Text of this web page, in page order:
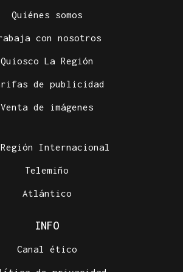
Quiénes somos
con nosotros
Quiosco La Región
de publicidad
Venta de imágenes
Internacional
Telemiño
Atlántico
INFO
Canal ético